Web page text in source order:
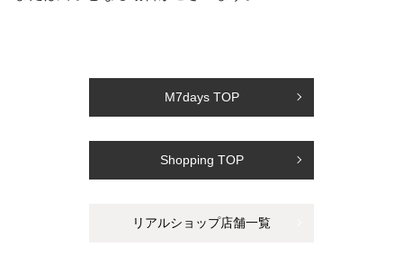
M7days TOP
Shopping TOP
リアルショップ店舗一覧